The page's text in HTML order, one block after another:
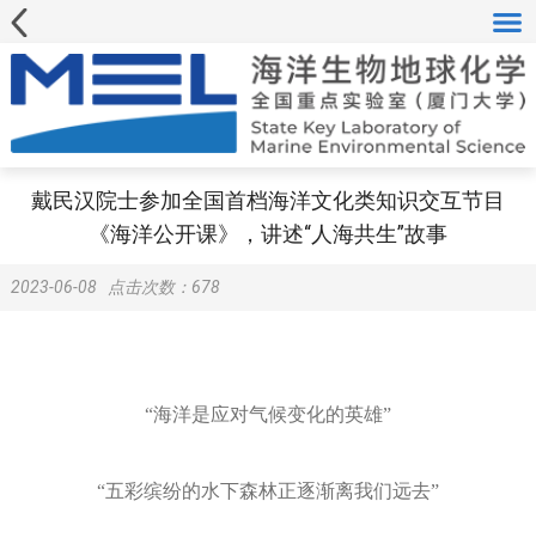
戴民汉院士参加全国首档海洋文化类知识交互节目
《海洋公开课》，讲述“人海共生”故事
2023-06-08 点击次数： 678
“海洋是应对气候变化的英雄”
“五彩缤纷的水下森林正逐渐离我们远去”